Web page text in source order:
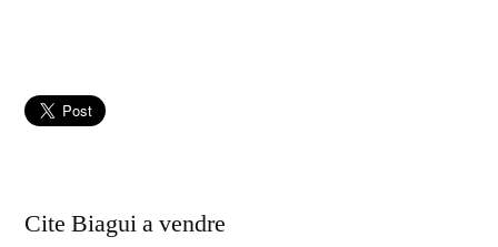
Cite Biagui a vendre